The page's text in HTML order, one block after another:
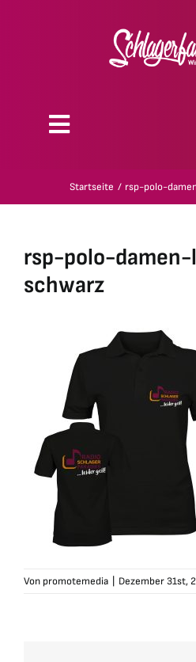
Toggle
Geschenk-Gutscheine
Startseite rsp-polo-
rsp-polo-
schwarz
Von promotemedia Dezember 31st,